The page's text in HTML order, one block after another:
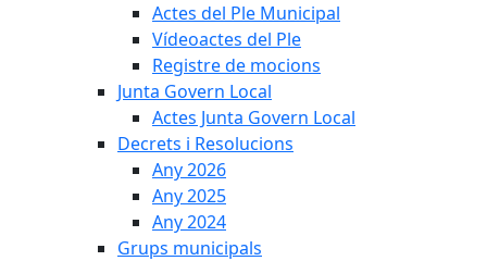
Actes del Ple Municipal
Vídeoactes del Ple
Registre de mocions
Junta Govern Local
Actes Junta Govern Local
Decrets i Resolucions
Any 2026
Any 2025
Any 2024
Grups municipals